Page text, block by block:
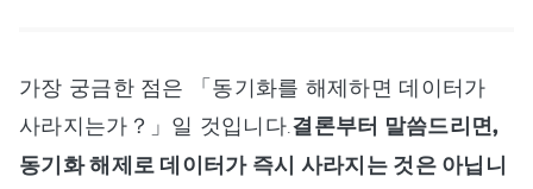
가장 궁금한 점은 「동기화를 해제하면 데이터가
사라지는가？」일 것입니다. 결론부터 말씀드리면,
동기화 해제로 데이터가 즉시 사라지는 것은 아닙니